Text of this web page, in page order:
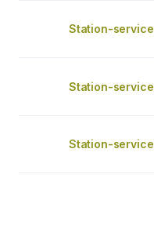
Station-service
Station-service
Station-service